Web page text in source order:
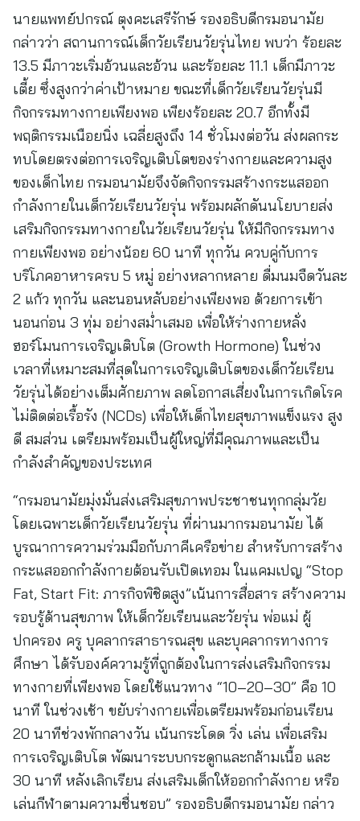
นายแพทย์ปกรณ์ ตุงคะเสรีรักษ์ รองอธิบดีกรมอนามัย
กล่าวว่า สถานการณ์เด็กวัยเรียนวัยรุ่นไทย พบว่า ร้อยละ
13.5 มีภาวะเริ่มอ้วนและอ้วน และร้อยละ 11.1 เด็กมีภาวะ
เตี้ย ซึ่งสูงกว่าค่าเป้าหมาย ขณะที่เด็กวัยเรียนวัยรุ่นมี
กิจกรรมทางกายเพียงพอ เพียงร้อยละ 20.7 อีกทั้งมี
พฤติกรรมเนือยนิ่ง เฉลี่ยสูงถึง 14 ชั่วโมงต่อวัน ส่งผลกระ
ทบโดยตรงต่อการเจริญเติบโตของร่างกายและความสูง
ของเด็กไทย กรมอนามัยจึงจัดกิจกรรมสร้างกระแสออก
กำลังกายในเด็กวัยเรียนวัยรุ่น พร้อมผลักดันนโยบายส่ง
เสริมกิจกรรมทางกายในวัยเรียนวัยรุ่น ให้มีกิจกรรมทาง
กายเพียงพอ อย่างน้อย 60 นาที ทุกวัน ควบคู่กับการ
บริโภคอาหารครบ 5 หมู่ อย่างหลากหลาย ดื่มนมจืดวันละ
2 แก้ว ทุกวัน และนอนหลับอย่างเพียงพอ ด้วยการเข้า
นอนก่อน 3 ทุ่ม อย่างสม่ำเสมอ เพื่อให้ร่างกายหลั่ง
ฮอร์โมนการเจริญเติบโต (Growth Hormone) ในช่วง
เวลาที่เหมาะสมที่สุดในการเจริญเติบโตของเด็กวัยเรียน
วัยรุ่นได้อย่างเต็มศักยภาพ ลดโอกาสเสี่ยงในการเกิดโรค
ไม่ติดต่อเรื้อรัง (NCDs) เพื่อให้เด็กไทยสุขภาพแข็งแรง สูง
ดี สมส่วน เตรียมพร้อมเป็นผู้ใหญ่ที่มีคุณภาพและเป็น
กำลังสำคัญของประเทศ
“กรมอนามัยมุ่งมั่นส่งเสริมสุขภาพประชาชนทุกกลุ่มวัย
โดยเฉพาะเด็กวัยเรียนวัยรุ่น ที่ผ่านมากรมอนามัย ได้
บูรณาการความร่วมมือกับภาคีเครือข่าย สำหรับการสร้าง
กระแสออกกำลังกายต้อนรับเปิดเทอม ในแคมเปญ “Stop
Fat, Start Fit: ภารกิจพิชิตสูง”เน้นการสื่อสาร สร้างความ
รอบรู้ด้านสุขภาพ ให้เด็กวัยเรียนและวัยรุ่น พ่อแม่ ผู้
ปกครอง ครู บุคลากรสาธารณสุข และบุคลากรทางการ
ศึกษา ได้รับองค์ความรู้ที่ถูกต้องในการส่งเสริมกิจกรรม
ทางกายที่เพียงพอ โดยใช้แนวทาง “10–20–30” คือ 10
นาที ในช่วงเช้า ขยับร่างกายเพื่อเตรียมพร้อมก่อนเรียน
20 นาทีช่วงพักกลางวัน เน้นกระโดด วิ่ง เล่น เพื่อเสริม
การเจริญเติบโต พัฒนาระบบกระดูกและกล้ามเนื้อ และ
30 นาที หลังเลิกเรียน ส่งเสริมเด็กให้ออกกำลังกาย หรือ
เล่นกีฬาตามความชื่นชอบ” รองอธิบดีกรมอนามัย กล่าว